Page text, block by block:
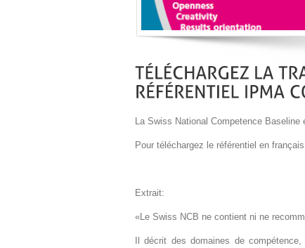
La Swiss National Competence Baseline
Pour téléchargez le référentiel en français,
Extrait:
«Le Swiss NCB ne contient ni ne
Il décrit des domaines de